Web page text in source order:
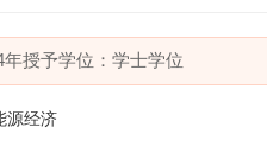
年授予学位：学士学位
源经济